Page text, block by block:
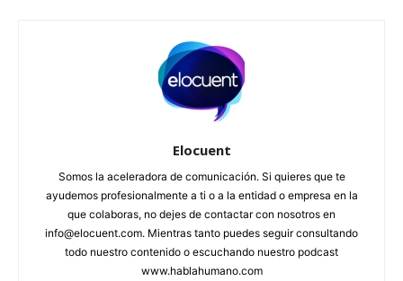
Elocuent
Somos la aceleradora de comunicación. Si quieres que te
ayudemos profesionalmente a ti o a la entidad o empresa en la
que colaboras, no dejes de contactar con nosotros en
info@elocuent.com. Mientras tanto puedes seguir consultando
todo nuestro contenido o escuchando nuestro podcast
www.hablahumano.com